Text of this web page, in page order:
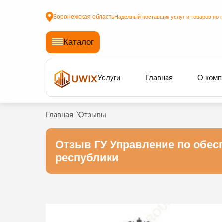
Воронежская областьНадежный поставщик услуг и товаров по
Каталог
Услуги Главная О
Главная Отзывы
Отзыв ГУ Управление по
республики